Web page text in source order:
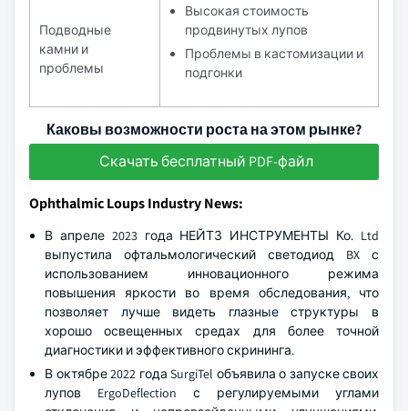
Подводные
камни и
проблемы
Высокая стоимость
продвинутых лупов
Проблемы в кастомизации и
подгонки
Каковы возможности роста на этом рынке?
Скачать бесплатный PDF-файл
Ophthalmic Loups Industry News:
В апреле 2023 года НЕЙТЗ ИНСТРУМЕНТЫ Ко. Ltd
выпустила офтальмологический светодиод BX с
использованием инновационного режима
повышения яркости во время обследования, что
позволяет лучше видеть глазные структуры в
хорошо освещенных средах для более точной
диагностики и эффективного скрининга.
В октябре 2022 года SurgiTel объявила о запуске своих
лупов ErgoDeflection с регулируемыми углами